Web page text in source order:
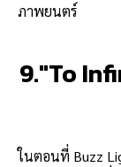
ภาพยนตร์
9."To
ในตอนที่ Buzz